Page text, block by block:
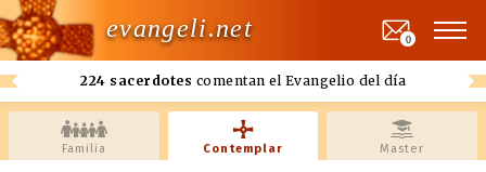
evangeli.net
224 sacerdotes comentan el Evangelio del día
0
Familia Contemplar Master